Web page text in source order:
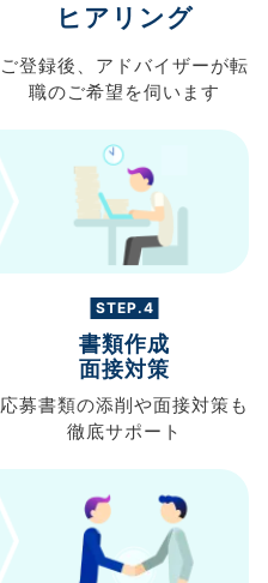
ヒアリング
ご登録後、 アドバイザーが転
職のご希望を伺います
STEP.4
書類作成
面接対策
応募書類の添削や面接対策も
徹底サポート